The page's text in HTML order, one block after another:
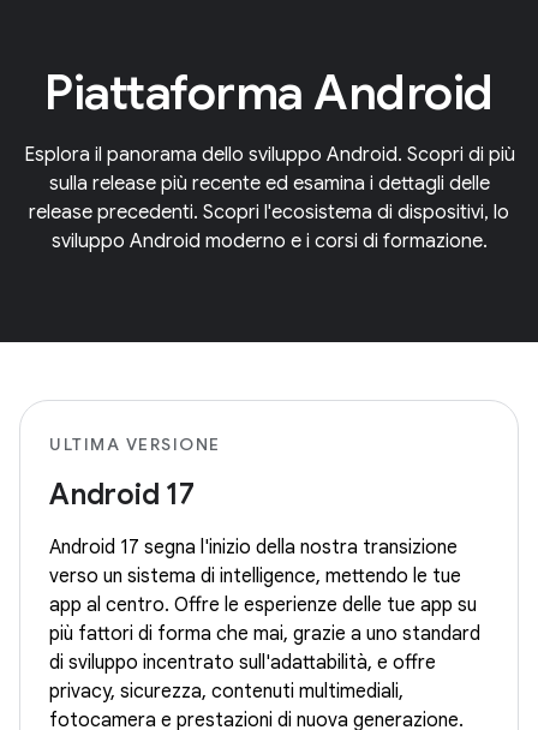
Piattaforma Android
Esplora il panorama dello sviluppo Android. Scopri di più
sulla release più recente ed esamina i dettagli delle
release precedenti. Scopri l'ecosistema di dispositivi, lo
sviluppo Android moderno e i corsi di formazione.
ULTIMA VERSIONE
Android 17
Android 17 segna l'inizio della nostra transizione
verso un sistema di intelligence, mettendo le tue
app al centro. Offre le esperienze delle tue app su
più fattori di forma che mai, grazie a uno standard
di sviluppo incentrato sull'adattabilità, e offre
privacy, sicurezza, contenuti multimediali,
fotocamera e prestazioni di nuova generazione.